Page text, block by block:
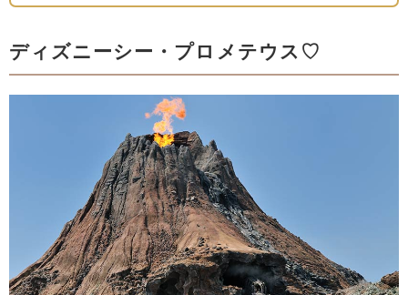
ディズニーシー・プロメテウス♡